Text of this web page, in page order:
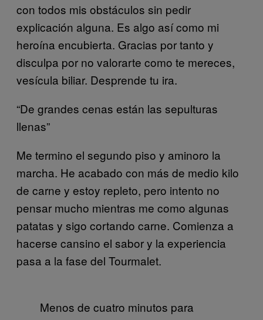
con todos mis obstáculos sin pedir
explicación alguna. Es algo así como mi
heroína encubierta. Gracias por tanto y
disculpa por no valorarte como te mereces,
vesícula biliar. Desprende tu ira.
“De grandes cenas están las sepulturas
llenas”
Me termino el segundo piso y aminoro la
marcha. He acabado con más de medio kilo
de carne y estoy repleto, pero intento no
pensar mucho mientras me como algunas
patatas y sigo cortando carne. Comienza a
hacerse cansino el sabor y la experiencia
pasa a la fase del Tourmalet.
Menos de cuatro minutos para